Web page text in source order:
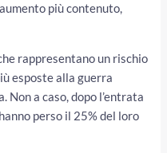
più contenuto,
rappresentano un rischio
esposte alla guerra
a caso, dopo l’entrata
perso il 25% del loro